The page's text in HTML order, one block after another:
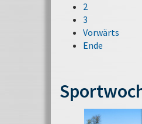
2
3
Vorwärts
Ende